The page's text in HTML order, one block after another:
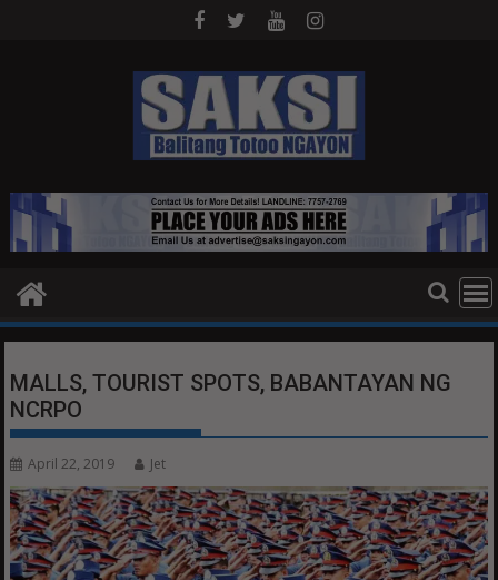
MALLS, TOURIST SPOTS, BABANTAYAN NG
NCRPO
April 22, 2019 Jet